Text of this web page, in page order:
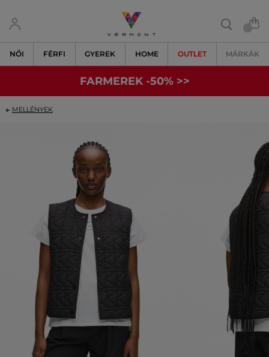
NŐI FÉRFI GYEREK HOME OUTLET MÁRKÁK
FARMEREK -50% >>
MELLÉNYEK